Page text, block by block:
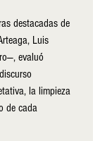
destacadas de
Luis
evaluó
la limpieza
de cada